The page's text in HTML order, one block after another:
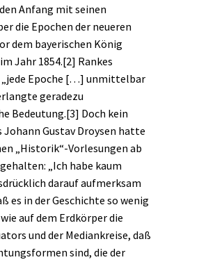
Anfang mit seinen
die Epochen der neueren
dem bayerischen König
Jahr 1854.[2] Rankes
„jede Epoche […] unmittelbar
geradezu
Bedeutung.[3] Doch kein
Johann Gustav Droysen hatte
„Historik“-Vorlesungen ab
„Ich habe kaum
darauf aufmerksam
es in der Geschichte so wenig
auf dem Erdkörper die
und der Mediankreise, daß
sind, die der